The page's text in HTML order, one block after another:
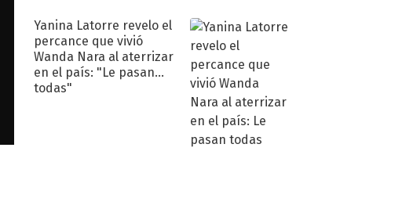
Yanina Latorre revelo el
percance que vivió
Wanda Nara al aterrizar
en el país: "Le pasan
todas"